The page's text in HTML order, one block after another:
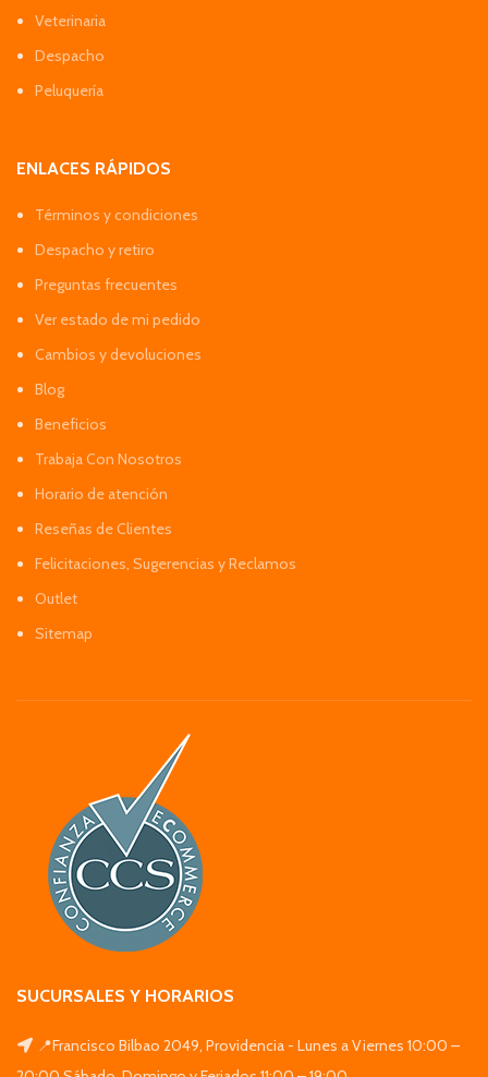
Veterinaria
Despacho
Peluquería
ENLACES RÁPIDOS
Términos y condiciones
Despacho y retiro
Preguntas frecuentes
Ver estado de mi pedido
Cambios y devoluciones
Blog
Beneficios
Trabaja Con Nosotros
Horario de atención
Reseñas de Clientes
Felicitaciones, Sugerencias y Reclamos
Outlet
Sitemap
SUCURSALES Y HORARIOS
📍Francisco Bilbao 2049, Providencia - Lunes a Viernes 10:00 –